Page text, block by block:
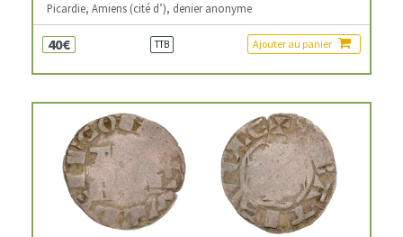
Picardie, Amiens (cité d’), denier anonyme
40€ TTB Ajouter au panier